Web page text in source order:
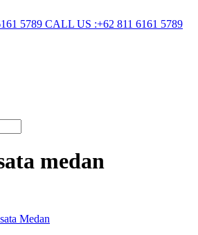
CALL US :+62 811 6161 5789
medan